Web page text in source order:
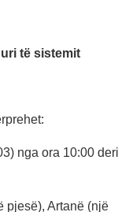
të sistemit
nga ora 10:00 deri
pjesë), Artanë (një